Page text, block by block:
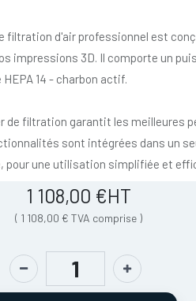
filtration d'air professionnel est
impressions 3D. Il comporte un
14 - charbon actif.
de filtration garantit les meilleures
sont intégrées dans un
pour une utilisation simplifiée et
1 108,00 €HT
( 1 108,00 € TVA comprise )